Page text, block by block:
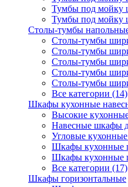
Тумбы под мойку
Тумбы под мойку
Столы-тумбы
Столы-тумбы
Столы-тумбы
Столы-тумбы
Столы-тумбы
Столы-тумбы
Все категории (14)
Шкафы кухонные
Высокие
Навесные шкафы
Угловые
Шкафы кухонные
Шкафы кухонные
Все категории (17)
Шкафы горизонтальные